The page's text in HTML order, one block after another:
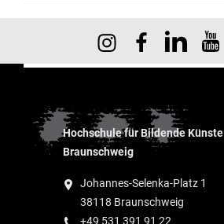
Hochschule für Bildende Künste
Braunschweig
Johannes-Selenka-Platz 1
38118 Braunschweig